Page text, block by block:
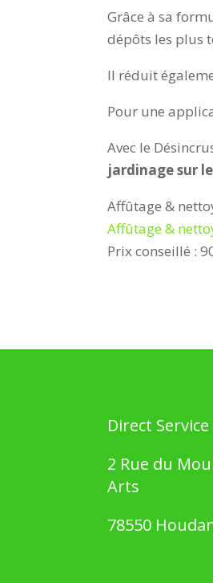
Grâce à sa
dépôts les plus
Il réduit
Pour une
Avec le
jardinagesur
Affûtage &
Affûtage &
Prix conseillé :
Direct Service
2 Rue du
Arts
78550